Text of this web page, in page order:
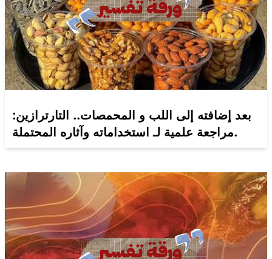
بعد إضافته إلى اللب و المحمصات.. التارترازين:
مراجعة علمية لـ استخداماته وآثاره المحتملة.